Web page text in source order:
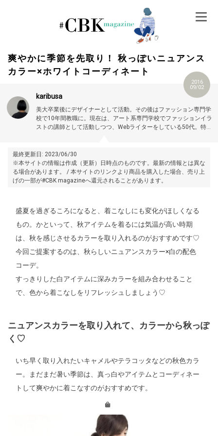
爽やかに季節を先取り！ 秋っぽいニュアンス
カラー×ホワイトコーディネート
2016
09/02
karibusa
美大卒業後にデザイナーとして活動。その後はファッション専門学
校で10年間教職に。現在は、アート系専門学校でファッションイラ
ストの講師として活動しつつ、Webライターをしている50代。特に
最終更新日: 2023/06/30
※本サイトの情報は作成（更新）日時点のものです。最新の情報とは異な
る場合があります。 / 本サイトのリンクより商品を購入した場合、売り上
げの一部が#CBK magazineへ還元されることがあります。
盛夏を過ぎるころになると、着こなしにも変化がほしくなる
もの。かといって、秋アイテムを着るには気温が高い時期
は、秋を感じさせるカラーを取り入れるのがおすすめです♡
今回ご提案するのは、秋らしいニュアンスカラー×白の配色
コーデ。
すっきりした白アイテムに深みカラーを組み合わせること
で、色から着こなしをリフレッシュしましょう♡
ニュアンスカラーを取り入れて、カラーから秋っぽ
く♡
いち早く取り入れたいキャメルやテラコッタなどの秋色カラ
ー。まだまだ暑い季節は、真っ白やアイテムとコーディネー
トして爽やかに着こなすのがおすすめです。